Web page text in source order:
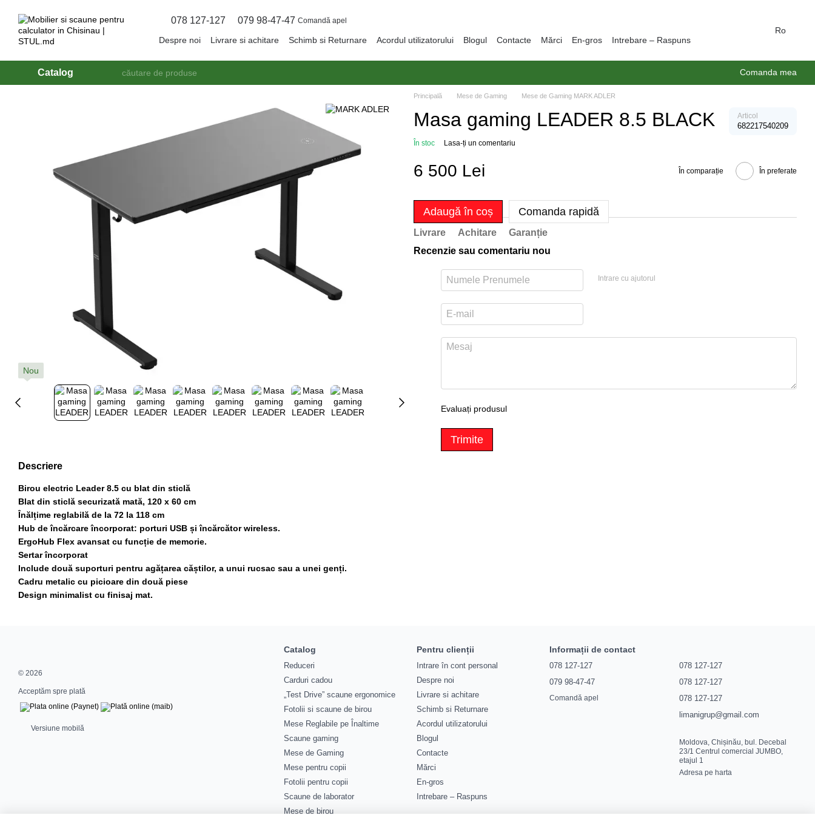
078 127-127 079 98-47-47 Comandă apel
Despre noi Livrare si achitare Schimb si Returnare Acordul utilizatorului Blogul Contacte Mărci En-gros Intrebare – Raspuns
Ro
Catalog Comanda mea
Nou
Principală Mese de Gaming Mese de Gaming MARK ADLER
Masa gaming LEADER 8.5 BLACK Articol
682217540209
În stoc Lasa-ți un comentariu
6 500 Lei În comparație În preferate
Adaugă în coș Comanda rapidă
Livrare Achitare
Garanție
Recenzie sau comentariu nou
Intrare cu ajutorul
Evaluați produsul
Trimite
Descriere
Birou electric Leader 8.5 cu blat din sticlă
Blat din sticlă securizată mată, 120 x 60 cm
Înălțime reglabilă de la 72 la 118 cm
Hub de încărcare încorporat: porturi USB și încărcător wireless.
ErgoHub Flex avansat cu funcție de memorie.
Sertar încorporat
Include două suporturi pentru agățarea căștilor, a unui rucsac sau a unei genți.
Cadru metalic cu picioare din două piese
Design minimalist cu finisaj mat.
© 2026
Acceptăm spre plată
Versiune mobilă
Catalog
Reduceri
Carduri cadou
„Test Drive” scaune ergonomice
Fotolii si scaune de birou
Mese Reglabile pe Înaltime
Scaune gaming
Mese de Gaming
Mese pentru copii
Fotolii pentru copii
Scaune de laborator
Mese de birou
Pentru clienții
Intrare în cont personal
Despre noi
Livrare si achitare
Schimb si Returnare
Acordul utilizatorului
Blogul
Contacte
Mărci
En-gros
Intrebare – Raspuns
Informații de contact
078 127-127
079 98-47-47
Comandă apel
078 127-127
078 127-127
078 127-127
limanigrup@gmail.com
Moldova, Chișinău, bul. Decebal
23/1 Centrul comercial JUMBO,
etajul 1
Adresa pe harta